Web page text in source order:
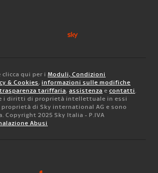
qui per i Moduli, Condizioni
& Cookies, informazioni sulle modifiche
trasparenza tariffaria, assistenza e contatti
i diritti di proprietà intellettuale in essi
di Sky international AG e sono
Copyright 2025 Sky Italia - P.IVA
Abusi